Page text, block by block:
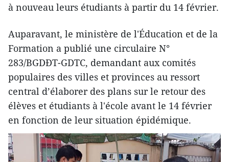
à nouveau leurs étudiants à partir du 14 février.
Auparavant, le ministère de l'Éducation et de la
Formation a publié une circulaire N°
283/BGDĐT-GDTC, demandant aux comités
populaires des villes et provinces au ressort
central d’élaborer des plans sur le retour des
élèves et étudiants à l'école avant le 14 février
en fonction de leur situation épidémique.